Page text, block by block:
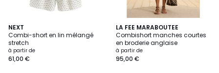
NEXT
Combi-short en lin mélangé
stretch
à partir de
61,00 €
2
Couleurs
LA FEE MARABOUTEE
Combishort manches courtes
en broderie anglaise
à partir de
95,00 €
3
Couleurs